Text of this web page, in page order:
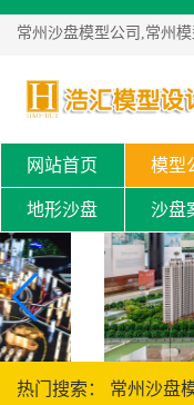
常州沙盘模型公司,常州
沙盘定制！
网站首页 模型
地形沙盘 沙盘
热门搜索： 常州沙盘